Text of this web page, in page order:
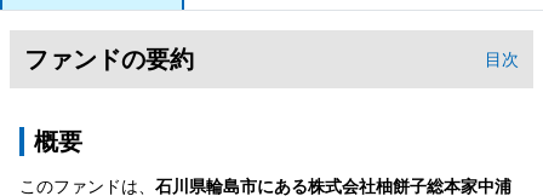
ファンドの要約 目次
概要
このファンドは、 石川県輪島市にある株式会社柚餅子総本家中浦